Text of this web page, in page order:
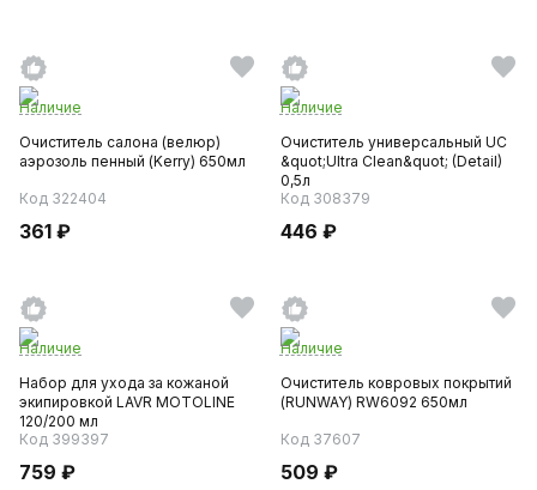
Наличие
Очиститель салона (велюр)
аэрозоль пенный (Kerry) 650мл
Код 322404
361 ₽
Наличие
Очиститель универсальный UC
&quot;Ultra Clean&quot; (Detail)
0,5л
Код 308379
446 ₽
Наличие
Набор для ухода за кожаной
экипировкой LAVR MOTOLINE
120/200 мл
Код 399397
759 ₽
Наличие
Очиститель ковровых покрытий
(RUNWAY) RW6092 650мл
Код 37607
509 ₽